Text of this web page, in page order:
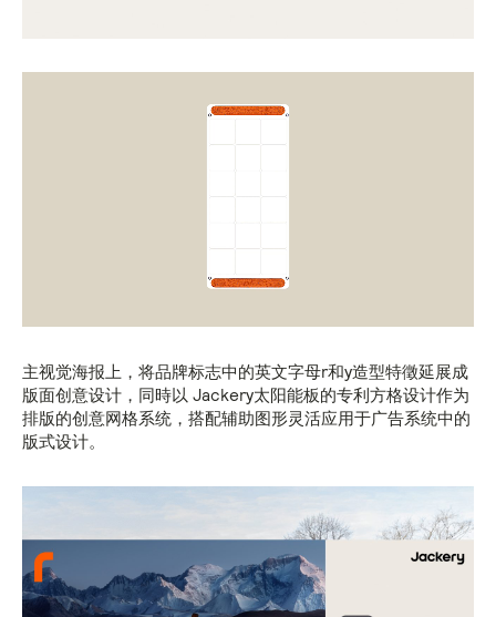
主视觉海报上，将品牌标志中的英文字母r和y造型特徵延展成
版面创意设计，同時以 Jackery太阳能板的专利方格设计作为
排版的创意网格系统，搭配辅助图形灵活应用于广告系统中的
版式设计。